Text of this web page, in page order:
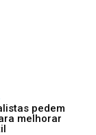
pedem
melhorar